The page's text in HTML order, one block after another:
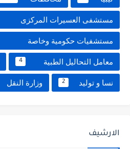
مستشفى العسيرات المركزى
مستشفيات حكومية وخاصة
معامل التحاليل الطبية 4
نسا و توليد 2 وزارة النقل
الارشيف